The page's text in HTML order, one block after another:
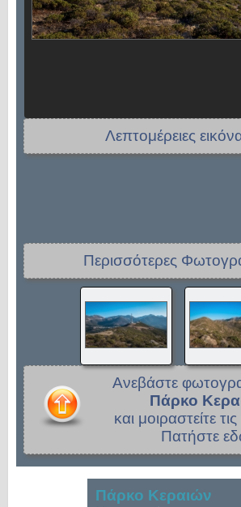
Λεπτομέρειες
Περισσότερες
Ανεβάστε
Πάρκο
και μοιραστείτε
Πατήστε
Πάρκο Κεραιών